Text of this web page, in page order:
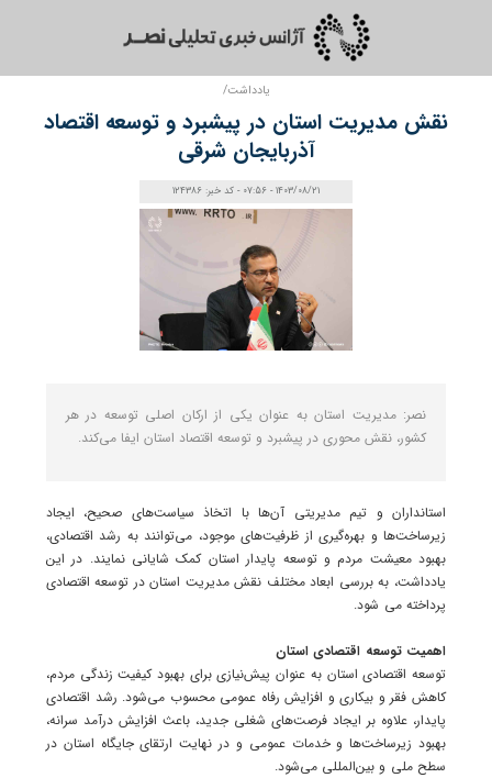
یادداشت/
نقش مدیریت استان در پیشبرد و توسعه اقتصاد
آذربایجان شرقی
1403/08/21 - 07:56 - کد خبر: 124386
نصر: مدیریت استان به عنوان یکی از ارکان اصلی توسعه در هر
کشور، نقش محوری در پیشبرد و توسعه اقتصاد استان ایفا می‌کند.
استانداران و تیم مدیریتی آن‌ها با اتخاذ سیاست‌های صحیح، ایجاد
زیرساخت‌ها و بهره‌گیری از ظرفیت‌های موجود، می‌توانند به رشد اقتصادی،
بهبود معیشت مردم و توسعه پایدار استان کمک شایانی نمایند. در این
یادداشت، به بررسی ابعاد مختلف نقش مدیریت استان در توسعه اقتصادی
پرداخته می شود.
اهمیت توسعه اقتصادی استان
توسعه اقتصادی استان به عنوان پیش‌نیازی برای بهبود کیفیت زندگی مردم،
کاهش فقر و بیکاری و افزایش رفاه عمومی محسوب می‌شود. رشد اقتصادی
پایدار، علاوه بر ایجاد فرصت‌های شغلی جدید، باعث افزایش درآمد سرانه،
بهبود زیرساخت‌ها و خدمات عمومی و در نهایت ارتقای جایگاه استان در
سطح ملی و بین‌المللی می‌شود.